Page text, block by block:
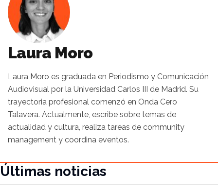
Laura Moro
Laura Moro es graduada en Periodismo y Comunicación
Audiovisual por la Universidad Carlos III de Madrid. Su
trayectoria profesional comenzó en Onda Cero
Talavera. Actualmente, escribe sobre temas de
actualidad y cultura, realiza tareas de community
management y coordina eventos.
Últimas noticias